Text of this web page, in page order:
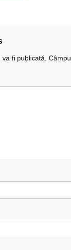
fi publicată.